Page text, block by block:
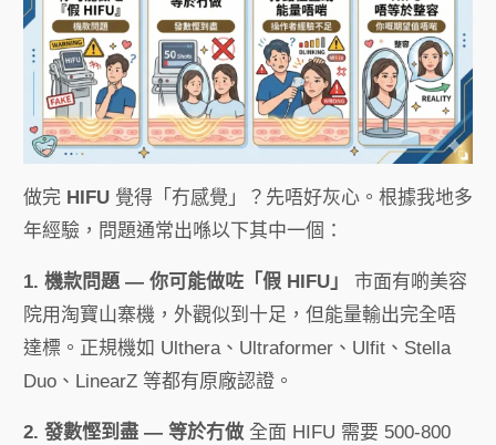
做完 HIFU 覺得「冇感覺」？先唔好灰心。根據我地多
年經驗，問題通常出喺以下其中一個：
1. 機款問題 — 你可能做咗「假 HIFU」
市面有啲美容
院用淘寶山寨機，外觀似到十足，但能量輸出完全唔
達標。正規機如 Ulthera、Ultraformer、Ulfit、Stella
Duo、LinearZ 等都有原廠認證。
2. 發數慳到盡 — 等於冇做 全面 HIFU 需要 500-800